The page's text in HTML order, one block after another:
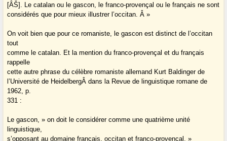
[ÂŠ]. Le catalan ou le gascon, le franco-provençal ou le français ne sont
considérés que pour mieux illustrer l’occitan. Â »
On voit bien que pour ce romaniste, le gascon est distinct de l’occitan
tout
comme le catalan. Et la mention du franco-provençal et du français
rappelle
cette autre phrase du célèbre romaniste allemand Kurt Baldinger de
l’Université de HeidelbergÂ dans la Revue de linguistique romane de
1962, p.
331 :
Le gascon, » on doit le considérer comme une quatrième unité
linguistique,
s’opposant au domaine français, occitan et franco-provençal. »